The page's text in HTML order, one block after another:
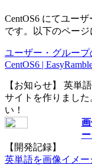
CentOS6 にてユー
です。以下のページ
ユーザー・グルー
CentOS6 |
【お知らせ】 英単
サイトを作りまし
い！
【開発記録】
英単語を画像イメ